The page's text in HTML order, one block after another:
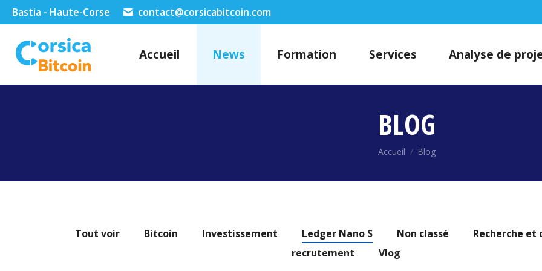
Bastia - Haute-Corse contact@corsicabitcoin.com
Accueil News Formation Services Analyse de
BLOG
Vous êtes ici :
Accueil Blog
Tout voir Bitcoin Investissement Ledger Nano S Non classé
Recherche
recrutement
Vlog